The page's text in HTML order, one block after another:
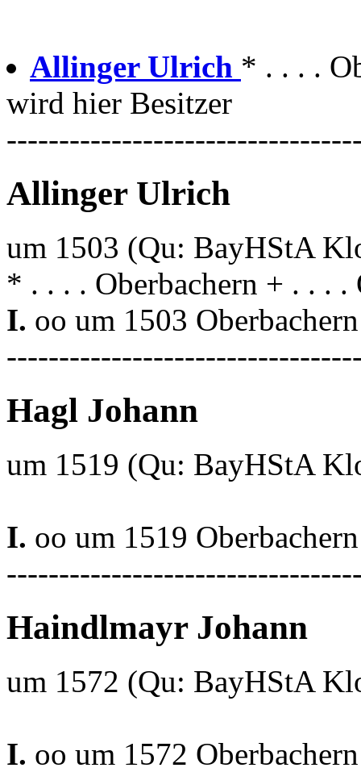
Allinger Ulrich * . . . .
wird hier Besitzer
Allinger Ulrich
um 1503 (Qu: BayHStA
* . . . . Oberbachern + . . . .
I. oo um 1503
Hagl Johann
um 1519 (Qu: BayHStA
I. oo um 1519
Haindlmayr Johann
um 1572 (Qu: BayHStA
I. oo um 1572